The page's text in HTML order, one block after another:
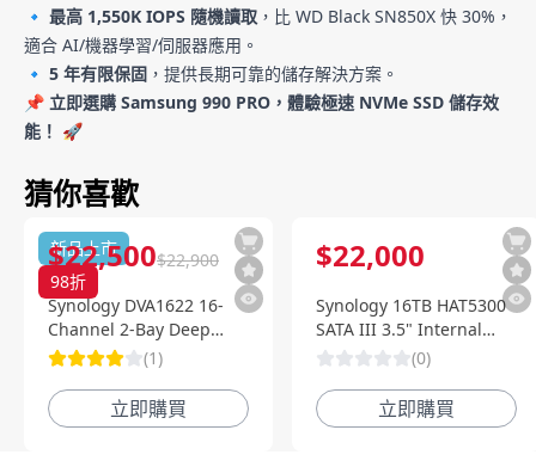
🔹 最高 1,550K IOPS 隨機讀取 ，比 WD Black SN850X 快 30%，
適合 AI/機器學習/伺服器應用。
🔹 5 年有限保固 ，提供長期可靠的儲存解決方案。
📌 立即選購 Samsung 990 PRO，體驗極速 NVMe SSD 儲存效
能！ 🚀
猜你喜歡
新品上市
98折
$22,500$22,900
Synology DVA1622 16-
Channel 2-Bay Deep
Learning NVR 深度智慧影
(1)
立即購買
$22,000
Synology 16TB HAT5300
SATA III 3.5" Internal
Enterprise HDD
(0)
立即購買